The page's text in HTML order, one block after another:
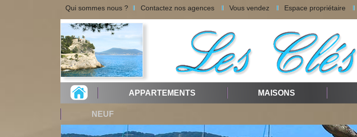
Qui sommes nous ? Contactez nos agences Vous vendez Espace propriétaire
APPARTEMENTS MAISONS
NEUF